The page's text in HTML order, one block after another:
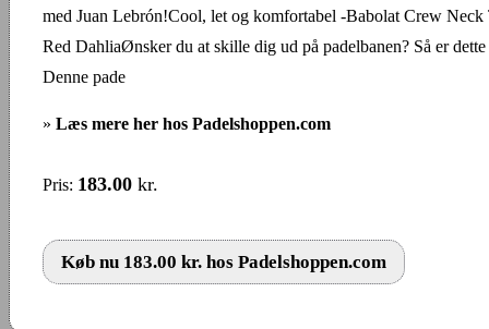
med Juan Lebrón!Cool, let og komfortabel -Babolat Crew Neck
Red DahliaØnsker du at skille dig ud på padelbanen? Så er
Denne pade
» Læs mere her hos Padelshoppen.com
Pris: 183.00 kr.
Køb nu 183.00 kr. hos Padelshoppen.com